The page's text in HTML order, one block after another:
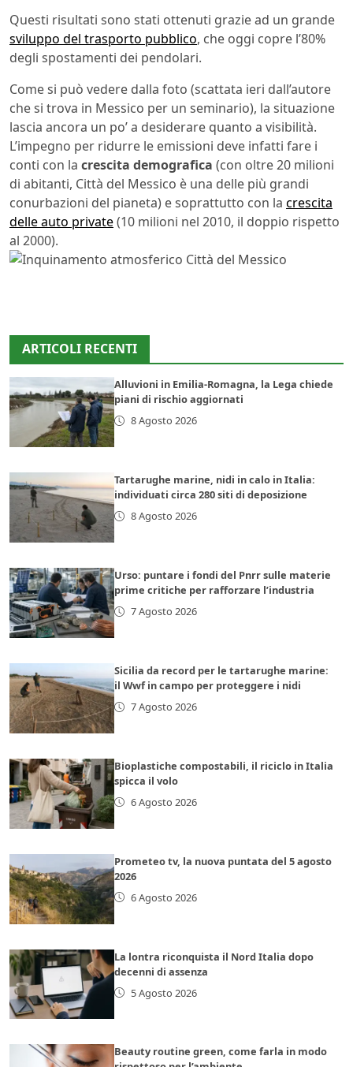
Questi risultati sono stati ottenuti grazie ad un grande
sviluppo del trasporto pubblico, che oggi copre l’80%
degli spostamenti dei pendolari.
Come si può vedere dalla foto (scattata ieri dall’autore
che si trova in Messico per un seminario), la situazione
lascia ancora un po’ a desiderare quanto a visibilità.
L’impegno per ridurre le emissioni deve infatti fare i
conti con la crescita demografica (con oltre 20 milioni
di abitanti, Città del Messico è una delle più grandi
conurbazioni del pianeta) e soprattutto con la crescita
delle auto private(10 milioni nel 2010, il doppio rispetto
al 2000).
ARTICOLI RECENTI
Alluvioni in Emilia-Romagna, la Lega chiede
piani di rischio aggiornati
8 Agosto 2026
Tartarughe marine, nidi in calo in Italia:
individuati circa 280 siti di deposizione
8 Agosto 2026
Urso: puntare i fondi del Pnrr sulle materie
prime critiche per rafforzare l’industria
7 Agosto 2026
Sicilia da record per le tartarughe marine:
il Wwf in campo per proteggere i nidi
7 Agosto 2026
Bioplastiche compostabili, il riciclo in Italia
spicca il volo
6 Agosto 2026
Prometeo tv, la nuova puntata del 5 agosto
2026
6 Agosto 2026
La lontra riconquista il Nord Italia dopo
decenni di assenza
5 Agosto 2026
Beauty routine green, come farla in modo